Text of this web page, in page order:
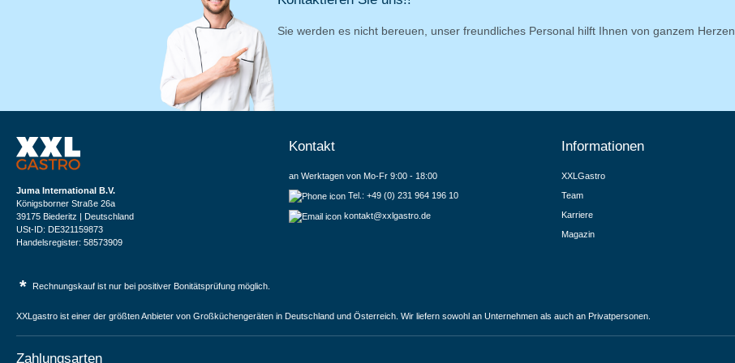
Sie werden es nicht bereuen, unser freundliches Personal hilft Ihnen von ganzem Herzen.
Juma International B.V.
Königsborner Straße 26a
39175 Biederitz | Deutschland
USt-ID: DE321159873
Handelsregister: 58573909
Kontakt
an Werktagen von Mo-Fr 9:00 - 18:00
Tel.: +49 (0) 231 964 196 10
kontakt@xxlgastro.de
Informationen
XXLGastro
Team
Karriere
Magazin
* Rechnungskauf ist nur bei positiver Bonitätsprüfung möglich.
XXLgastro ist einer der größten Anbieter von Großküchengeräten in Deutschland und Österreich. Wir liefern sowohl an Unternehmen als auch an Privatpersonen.
Zahlungsarten